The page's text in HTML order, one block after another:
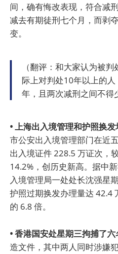
间，确有悔改表现，符合减
减去有期徒刑七个月，而剥
变。
（翻评：和大家认为被
际上对判处10年以上的
年，且两次减刑之间不得
• 上海出入境管理和护照换发
市公安出入境管理部门在近
出入境证件 228.5 万证次，
14.2%，创历史新高。据中
入境管理局一处处长沈强星
护照过期换发办理量达 42.4
的 6.8 倍。
• 香港国安处星期三拘捕了六
造文件，其中两人同时涉嫌